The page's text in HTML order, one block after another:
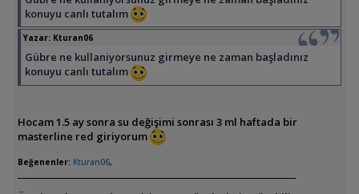
konuyu canlı tutalım
Yazar: Kturan06
Gübre ne kullaniyorsunuz girmeye ne zaman başladınız
konuyu canlı tutalım
Hocam 1.5 ay sonra su değişimi sonrası 3 ml haftada bir
masterline red giriyorum
Beğenenler: Kturan06,